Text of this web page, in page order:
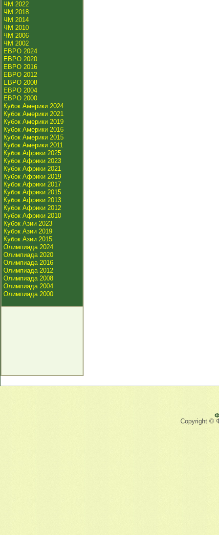
ЧМ 2022
ЧМ 2018
ЧМ 2014
ЧМ 2010
ЧМ 2006
ЧМ 2002
ЕВРО 2024
ЕВРО 2020
ЕВРО 2016
ЕВРО 2012
ЕВРО 2008
ЕВРО 2004
ЕВРО 2000
Кубок Америки 2024
Кубок Америки 2021
Кубок Америки 2019
Кубок Америки 2016
Кубок Америки 2015
Кубок Америки 2011
Кубок Африки 2025
Кубок Африки 2023
Кубок Африки 2021
Кубок Африки 2019
Кубок Африки 2017
Кубок Африки 2015
Кубок Африки 2013
Кубок Африки 2012
Кубок Африки 2010
Кубок Азии 2023
Кубок Азии 2019
Кубок Азии 2015
Олимпиада 2024
Олимпиада 2020
Олимпиада 2016
Олимпиада 2012
Олимпиада 2008
Олимпиада 2004
Олимпиада 2000
Copyright ©